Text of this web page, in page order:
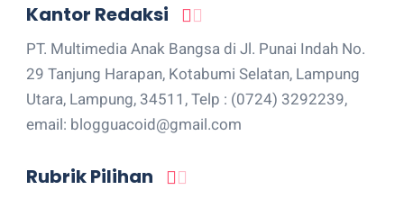
Kantor Redaksi
PT. Multimedia Anak Bangsa di Jl. Punai Indah No.
29 Tanjung Harapan, Kotabumi Selatan, Lampung
Utara, Lampung, 34511, Telp : (0724) 3292239,
email: blogguacoid@gmail.com
Rubrik Pilihan